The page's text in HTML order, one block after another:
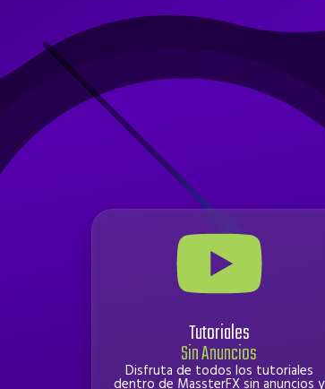
Tutoriales
Sin Anuncios
Disfruta de todos los tutoriales
dentro de MassterFX sin anuncios y